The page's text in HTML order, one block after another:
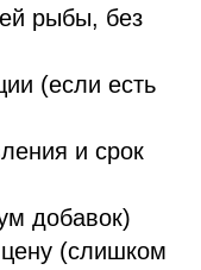
рыбы, без
(если есть
и срок
добавок)
(слишком